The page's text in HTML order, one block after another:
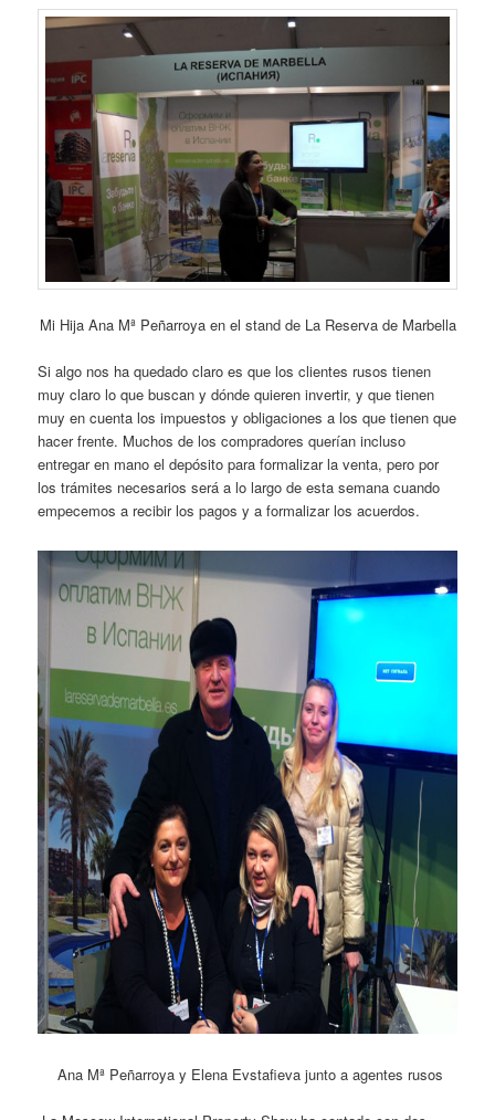
Mi Hija Ana Mª Peñarroya en el stand de La Reserva de Marbella
Si algo nos ha quedado claro es que los clientes rusos tienen
muy claro lo que buscan y dónde quieren invertir, y que tienen
muy en cuenta los impuestos y obligaciones a los que tienen que
hacer frente. Muchos de los compradores querían incluso
entregar en mano el depósito para formalizar la venta, pero por
los trámites necesarios será a lo largo de esta semana cuando
empecemos a recibir los pagos y a formalizar los acuerdos.
Ana Mª Peñarroya y Elena Evstafieva junto a agentes rusos